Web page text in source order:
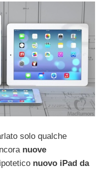
solo qualche
nuove
nuovo iPad da